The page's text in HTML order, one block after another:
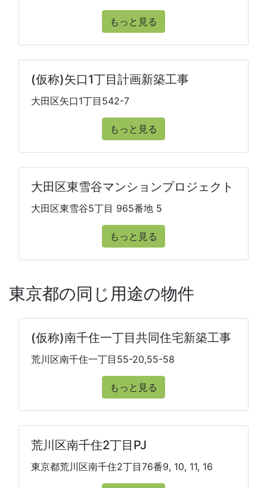
もっと見る
(仮称)矢口1丁目計画新築工事
大田区矢口1丁目542-7
もっと見る
大田区東雪谷マンションプロジェクト
大田区東雪谷5丁目 965番地 5
もっと見る
東京都の同じ用途の物件
(仮称)南千住一丁目共同住宅新築工事
荒川区南千住一丁目55-20,55-58
もっと見る
荒川区南千住2丁目PJ
東京都荒川区南千住2丁目76番9, 10, 11, 16